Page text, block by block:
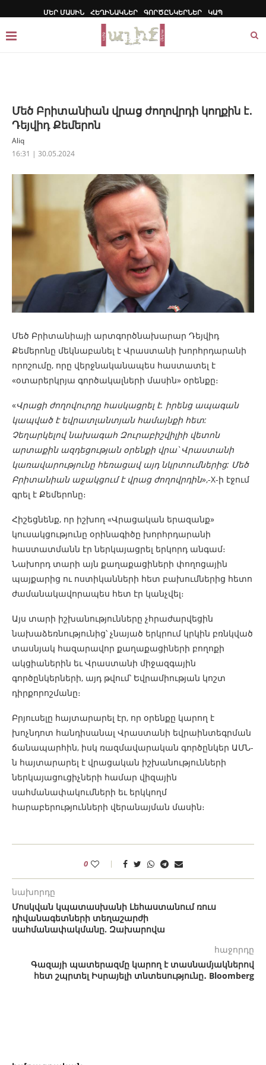
ՄԵՐ ՄԱՍԻՆ ՀԵՂԻՆԱԿՆԵՐ ԳՈՐԾԸՆԿԵՐՆԵՐ ԿԱՊ
Մեծ Բրիտանիան վրաց ժողովրդի կողքին է․
Դեյվիդ Քեմերոն
Aliq
16:31 | 30.05.2024
Մեծ Բրիտանիայի արտգործնախարար Դեյվիդ
Քեմերոնը մեկնաբանել է Վրաստանի խորհրդարանի
որոշումը, որը վերջնականապես հաստատել է
«օտարերկրյա գործակալների մասին» օրենքը։
«Վրացի ժողովուրդը հասկացրել է. իրենց ապագան
կապված է եվրատլանտյան համայնքի հետ:
Չեղարկելով նախագահ Զուրաբիշվիլիի վետոն
արտաքին ազդեցության օրենքի վրա՝ Վրաստանի
կառավարությունը հեռացավ այդ նկրտումներից: Մեծ
Բրիտանիան աջակցում է վրաց ժողովրդին»,-X-ի էջում
գրել է Քեմերոնը։
Հիշեցնենք, որ իշխող «Վրացական երազանք»
կուսակցությունը օրինագիծը խորհրդարանի
հաստատմանն էր ներկայացրել երկորդ անգամ։
Նախորդ տարի այն քաղաքացիների փողոցային
պայքարից ու ոստիկանների հետ բախումներից հետո
ժամանակավորապես հետ էր կանչվել։
Այս տարի իշխանությունները չհրաժարվեցին
նախաձեռնությունից՝ չնայած երկրում կրկին բռնկված
տասնյակ հազարավոր քաղաքացիների բողոքի
ակցիաներին եւ Վրաստանի միջազգային
գործընկերների, այդ թվում՝ Եվրամիության կոշտ
դիրքորոշմանը։
Բրյուսելը հայտարարել էր, որ օրենքը կարող է
խոչնդոտ հանդիսանալ Վրաստանի եվրաինտեգրման
ճանապարհին, իսկ ռազմավարական գործընկեր ԱՄՆ-
ն հայտարարել է վրացական իշխանությունների
ներկայացուցիչների համար վիզային
սահմանափակումների եւ երկկողմ
հարաբերությունների վերանայման մասին։
0
նախորդը
Մոսկվան կպատասխանի Լեհաստանում ռուս
դիվանագետների տեղաշարժի
սահմանափակմանը. Զախարովա
հաջորդը
Գազայի պատերազմը կարող է տասնամյակներով
հետ շպրտել Իսրայելի տնտեսությունը․ Bloomberg